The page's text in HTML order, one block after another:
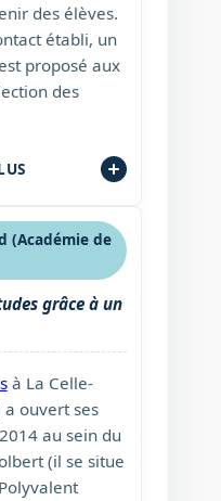
des élèves.
établi, un
proposé aux
des
(Académie de
grâce à un
à La Celle-
a ouvert ses
au sein du
(il se situe